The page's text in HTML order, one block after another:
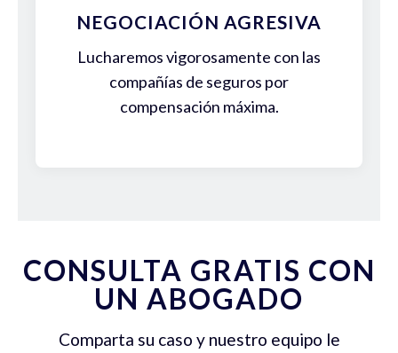
NEGOCIACIÓN AGRESIVA
Lucharemos vigorosamente con las
compañías de seguros por
compensación máxima.
CONSULTA GRATIS CON
UN ABOGADO
Comparta su caso y nuestro equipo le